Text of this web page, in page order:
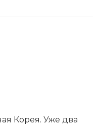
Корея. Уже два